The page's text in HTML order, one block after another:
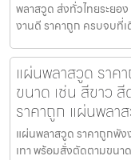
พลาสวูด ส่งทั่วไทยระยอ
งานดี ราคาถูก ครบจบที่
แผ่นพลาสวูด ราค
ขนาด เช่น สีขาว
ราคาถูก แผ่นพลา
แผ่นพลาสวูด ราคาถูกพัง
เทา พร้อมสั่งตัดตามขน